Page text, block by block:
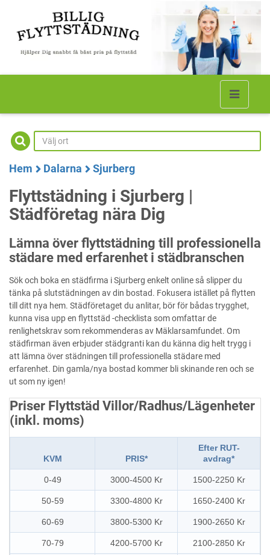
Hem Dalarna Sjurberg
Flyttstädning i Sjurberg |
Städföretag nära Dig
Lämna över flyttstädning till professionella
städare med erfarenhet i städbranschen
Sök och boka en städfirma i Sjurberg enkelt online så slipper du
tänka på slutstädningen av din bostad. Fokusera istället på flytten
till ditt nya hem. Städföretaget du anlitar, bör för bådas trygghet,
kunna visa upp en flyttstäd -checklista som omfattar de
renlighetskrav som rekommenderas av Mäklarsamfundet. Om
städfirman även erbjuder städgranti kan du känna dig helt trygg i
att lämna över städningen till professionella städare med
erfarenhet. Din gamla/nya bostad kommer bli skinande ren och se
ut som ny igen!
Priser Flyttstäd Villor/Radhus/Lägenheter
(inkl. moms)
KVM PRIS*
Efter RUT-
avdrag*
0-49 3000-4500 Kr 1500-2250 Kr
50-59 3300-4800 Kr 1650-2400 Kr
60-69 3800-5300 Kr 1900-2650 Kr
70-79 4200-5700 Kr 2100-2850 Kr